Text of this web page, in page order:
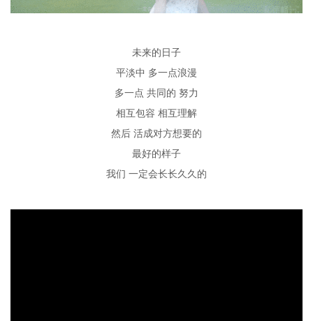
未来的日子
平淡中 多一点浪漫
多一点 共同的 努力
相互包容 相互理解
然后 活成对方想要的
最好的样子
我们 一定会长长久久的